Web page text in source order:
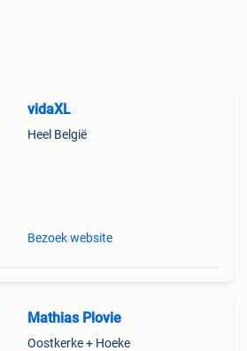
vidaXL
Heel België
Bezoek website
Mathias Plovie
Oostkerke + Hoeke